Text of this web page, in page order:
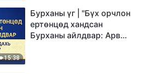
15:38
Бурханы үг | "Бүх орчлон
ертөнцөд хандсан
Бурханы айлдвар: Арван